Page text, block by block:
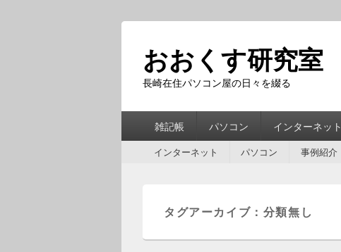
おおくす研究室
長崎在住パソコン屋の日々を綴る
雑記帳 パソコン インターネット
インターネット パソコン 事例紹介
タグアーカイブ： 分類無し